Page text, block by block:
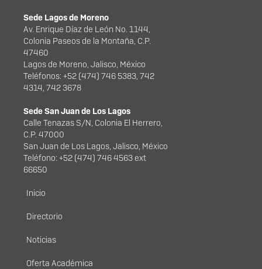
Sede Lagos de Moreno
Av. Enrique Díaz de León No. 1144,
Colonia Paseos de la Montaña, C.P.
47460
Lagos de Moreno, Jalisco, México
Teléfonos: +52 (474) 746 5383, 742
4314, 742 3678
Sede San Juan de Los Lagos
Calle Tenazas S/N, Colonia El Herrero,
C.P. 47000
San Juan de Los Lagos, Jalisco, México
Teléfono: +52 (474) 746 4563 ext
66650
Menú principal
Inicio
Directorio
Noticias
Oferta Académica